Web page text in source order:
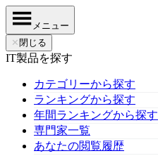
メニュー
✕ 閉じる
IT製品を探す
カテゴリーから探す
ランキングから探す
年間ランキングから探す
専門家一覧
あなたの閲覧履歴